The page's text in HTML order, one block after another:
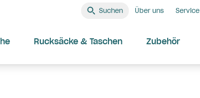
Suchen Über uns Service
Rucksäcke & Taschen Zubehör